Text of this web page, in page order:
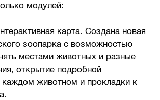
модулей:
карта. Создана новая
зоопарка с возможностью
местами животных и разные
открытие подробной
животном и прокладки к